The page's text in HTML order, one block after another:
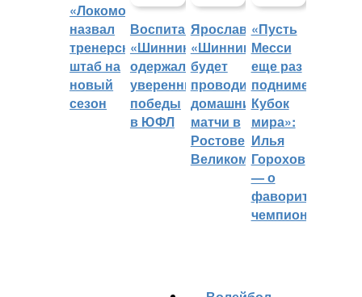
«Локомотив»
назвал
тренерский
штаб на
новый
сезон
Воспитанники
«Шинника»
одержали
уверенные
победы
в ЮФЛ
Ярославский
«Шинник»
будет
проводить
домашние
матчи в
Ростове
Великом
«Пусть
Месси
еще раз
поднимет
Кубок
мира»:
Илья
Горохов
— о
фаворитах
чемпионата